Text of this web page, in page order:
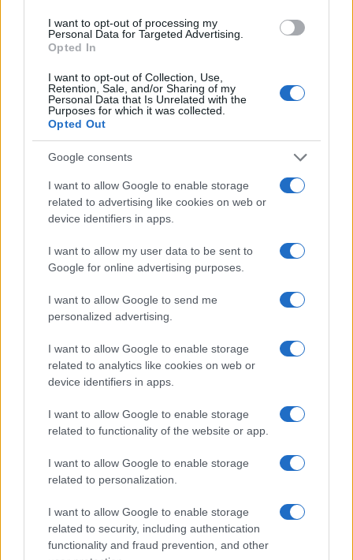
I want to opt-out of processing my
Personal Data for Targeted Advertising.
Opted In
I want to opt-out of Collection, Use,
Retention, Sale, and/or Sharing of my
Personal Data that Is Unrelated with the
Purposes for which it was collected.
Opted Out
Google consents
I want to allow Google to enable storage
related to advertising like cookies on web or
device identifiers in apps.
I want to allow my user data to be sent to
Google for online advertising purposes.
I want to allow Google to send me
personalized advertising.
I want to allow Google to enable storage
related to analytics like cookies on web or
device identifiers in apps.
I want to allow Google to enable storage
related to functionality of the website or app.
I want to allow Google to enable storage
related to personalization.
I want to allow Google to enable storage
related to security, including authentication
functionality and fraud prevention, and other
F
a
ce
o
o
k
T
w
it
te
r
Pi
n
te
re
st
W
h
at
s
A
p
p
S
h
a
re
Articolo precedente
A fuoco un deposito con bombole, intervento dei
vigili del fuoco a Rudalza
Ristorante distrutto dalle fiamme a La
Maddalena, incendio a Monti d’à rena
Le previsioni meteo per il weekend a Olbia e in
Gallura
Michelle Hunziker in Gallura, bella anche dal